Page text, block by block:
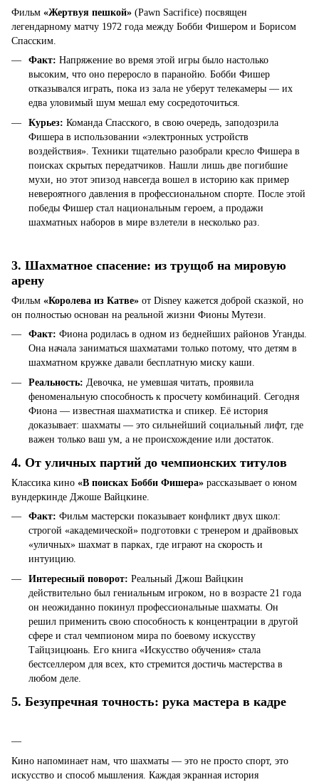
Фильм «Жертвуя пешкой» (Pawn Sacrifice) посвящен
легендарному матчу 1972 года между Бобби Фишером и Борисом
Спасским.
Факт: Напряжение во время этой игры было настолько
высоким, что оно переросло в паранойю. Бобби Фишер
отказывался играть, пока из зала не уберут телекамеры — их
едва уловимый шум мешал ему сосредоточиться.
Курьез: Команда Спасского, в свою очередь, заподозрила
Фишера в использовании «электронных устройств
воздействия». Техники тщательно разобрали кресло Фишера в
поисках скрытых передатчиков. Нашли лишь две погибшие
мухи, но этот эпизод навсегда вошел в историю как пример
невероятного давления в профессиональном спорте. После этой
победы Фишер стал национальным героем, а продажи
шахматных наборов в мире взлетели в несколько раз.
3. Шахматное спасение: из трущоб на мировую
арену
Фильм «Королева из Катве» от Disney кажется доброй сказкой, но
он полностью основан на реальной жизни Фионы Мутези.
Факт: Фиона родилась в одном из беднейших районов Уганды.
Она начала заниматься шахматами только потому, что детям в
шахматном кружке давали бесплатную миску каши.
Реальность: Девочка, не умевшая читать, проявила
феноменальную способность к просчету комбинаций. Сегодня
Фиона — известная шахматистка и спикер. Её история
доказывает: шахматы — это сильнейший социальный лифт, где
важен только ваш ум, а не происхождение или достаток.
4. От уличных партий до чемпионских титулов
Классика кино «В поисках Бобби Фишера» рассказывает о юном
вундеркинде Джоше Вайцкине.
Факт: Фильм мастерски показывает конфликт двух школ:
строгой «академической» подготовки с тренером и драйвовых
«уличных» шахмат в парках, где играют на скорость и
интуицию.
Интересный поворот: Реальный Джош Вайцкин
действительно был гениальным игроком, но в возрасте 21 года
он неожиданно покинул профессиональные шахматы. Он
решил применить свою способность к концентрации в другой
сфере и стал чемпионом мира по боевому искусству
Тайцзицюань. Его книга «Искусство обучения» стала
бестселлером для всех, кто стремится достичь мастерства в
любом деле.
5. Безупречная точность: рука мастера в кадре
Кино напоминает нам, что шахматы — это не просто спорт, это
искусство и способ мышления. Каждая экранная история